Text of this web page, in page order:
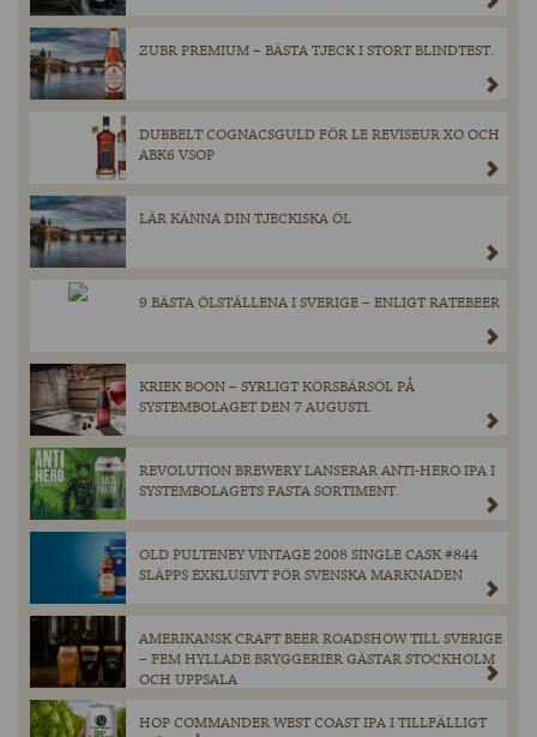
ZUBR PREMIUM – BÄSTA TJECK I STORT BLINDTEST.
DUBBELT COGNACSGULD FÖR LE REVISEUR XO OCH
ABK6 VSOP
LÄR KÄNNA DIN TJECKISKA ÖL
9 BÄSTA ÖLSTÄLLENA I SVERIGE – ENLIGT RATEBEER
KRIEK BOON – SYRLIGT KÖRSBÄRSÖL PÅ
SYSTEMBOLAGET DEN 7 AUGUSTI.
REVOLUTION BREWERY LANSERAR ANTI-HERO IPA I
SYSTEMBOLAGETS FASTA SORTIMENT.
OLD PULTENEY VINTAGE 2008 SINGLE CASK #844
SLÄPPS EXKLUSIVT FÖR SVENSKA MARKNADEN
AMERIKANSK CRAFT BEER ROADSHOW TILL SVERIGE
– FEM HYLLADE BRYGGERIER GÄSTAR STOCKHOLM
OCH UPPSALA
HOP COMMANDER WEST COAST IPA I TILLFÄLLIGT